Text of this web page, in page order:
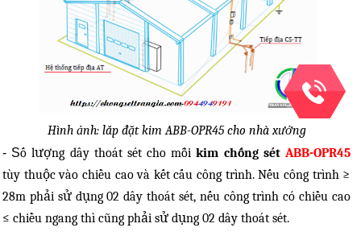
Hình ảnh: lắp đặt kim ABB-OPR45 cho nhà xưởng
- Số lượng dây thoát sét cho mỗikim chống sétABB-OPR45
tùy thuộc vào chiều cao và kết cấu công trình. Nếu công trình ≥
28m phải sử dụng 02 dây thoát sét, nếu công trình có chiều cao
≤ chiều ngang thì cũng phải sử dụng 02 dây thoát sét.